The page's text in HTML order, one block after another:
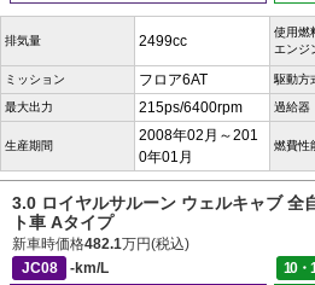
排気量 2499cc
使用燃
エンジ
ミッション フロア6AT 駆動方
最大出力 215ps/6400rpm 過給器
生産期間
2008年02月～201
0年01月
燃費性
3.0 ロイヤルサルーン ウェルキャブ 全
ト車 Aタイプ
新車時価格482.1万円(税込)
JC08
-km/L 10・